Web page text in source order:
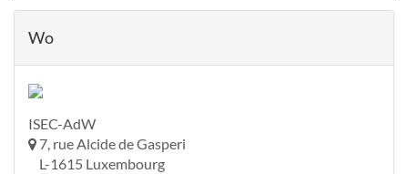
Wo
ISEC-AdW
7, rue Alcide de Gasperi
L-1615 Luxembourg